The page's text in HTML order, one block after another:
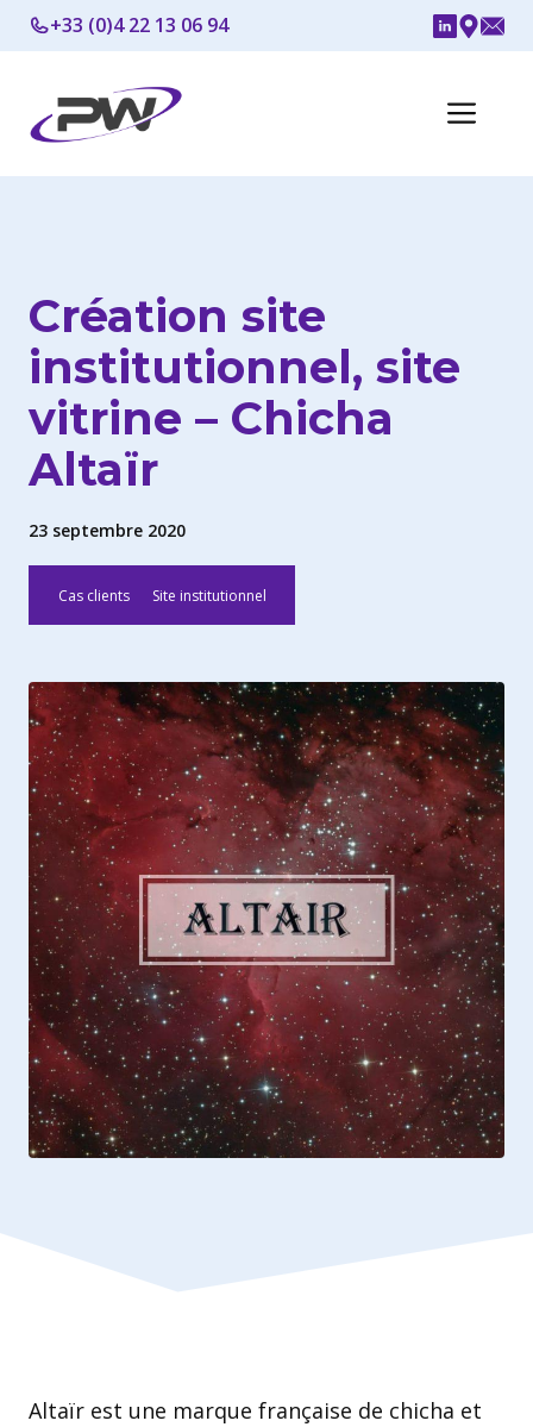
Aller
au
+33 (0)4 22 13 06 94
Création site
institutionnel, site
vitrine – Chicha
Altaïr
23 septembre 2020
Cas clients Site institutionnel
Altaïr est une marque française de chicha et